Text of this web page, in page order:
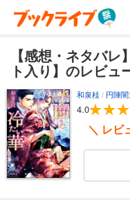
【感想・ネタバ
ト入り】のレビュ
和泉桂/ 円陣
4.0
＼ レビ